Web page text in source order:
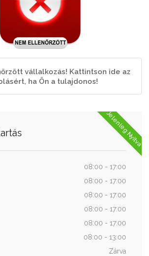
vállalkozás! Kattintson ide az
ha Ön a tulajdonos!
Jelenleg Nyitva
08:00 - 17:00
08:00 - 17:00
08:00 - 17:00
08:00 - 17:00
08:00 - 17:00
08:00 - 13:00
Zárva